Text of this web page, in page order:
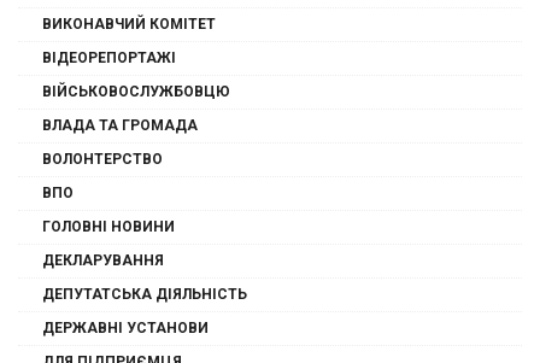
ВИКОНАВЧИЙ КОМІТЕТ
ВІДЕОРЕПОРТАЖІ
ВІЙСЬКОВОСЛУЖБОВЦЮ
ВЛАДА ТА ГРОМАДА
ВОЛОНТЕРСТВО
ВПО
ГОЛОВНІ НОВИНИ
ДЕКЛАРУВАННЯ
ДЕПУТАТСЬКА ДІЯЛЬНІСТЬ
ДЕРЖАВНІ УСТАНОВИ